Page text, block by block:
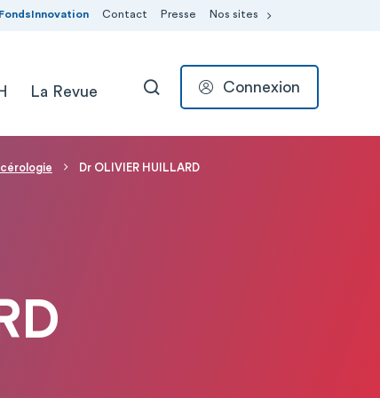
Contact Presse Nos sites
La Revue RECHERCHER
Connexion
Dr OLIVIER HUILLARD